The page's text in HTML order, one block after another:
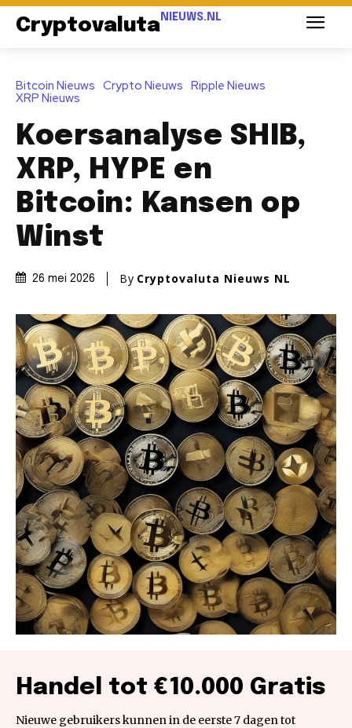
Cryptovaluta NIEUWS.NL
Bitcoin Nieuws Crypto Nieuws Ripple Nieuws
XRP Nieuws
Koersanalyse SHIB,
XRP, HYPE en
Bitcoin: Kansen op
Winst
26 mei 2026 By Cryptovaluta Nieuws NL
Handel tot €10.000 Gratis
Nieuwe gebruikers kunnen in de eerste 7 dagen tot